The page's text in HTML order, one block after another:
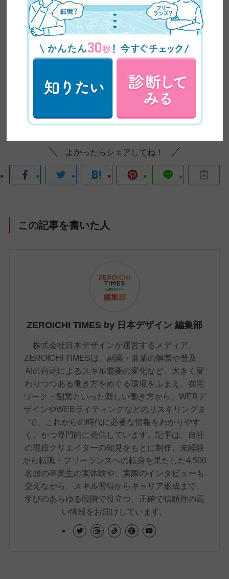
入門編受講生の声
よかったらシェアしてね！
この記事を書いた人
ZEROICHI TIMES by 日本デザイン 編集部
株式会社日本デザインが運営するメディア、
ZEROICHI TIMESは、副業・兼業の解禁や普及、
AIの台頭によるスキル需要の変化など、大きく変
わりつつある働き方をめぐる環境をふまえ、在宅
ワーク・副業といった新しい働き方から、WEBデ
ザインやWEBライティングなどのリスキリングま
で、これからの時代に必要な情報をわかりやす
く、かつ専門的に発信しています。記事は、自社
の現役クリエイターの知見をもとに制作。未経験
から転職・フリーランスへの転身を果たした4,500
名超の卒業生の実体験や、実際のインタビューも
交えながら、スキル習得からキャリア形成まで、
学びのあらゆる段階で役立つ、正確で信頼性の高
い情報をお届けしています。